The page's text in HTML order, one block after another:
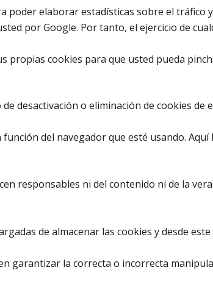
poder elaborar estadísticas sobre el
por Google. Por tanto, el ejercicio de
propias cookies para que usted pueda
desactivación o eliminación de cookies de
del navegador que esté usando.
responsables ni del contenido ni de la
de almacenar las cookies y desde
garantizar la correcta o incorrecta